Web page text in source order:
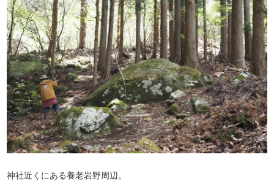
神社近くにある養老岩野周辺。